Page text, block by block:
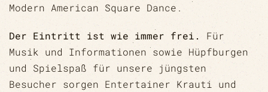
Modern American Square Dance.
Der Eintritt ist wie immer frei.
Für
Musik und Informationen sowie Hüpfburgen
und Spielspaß für unsere jüngsten
Besucher sorgen Entertainer Krauti und